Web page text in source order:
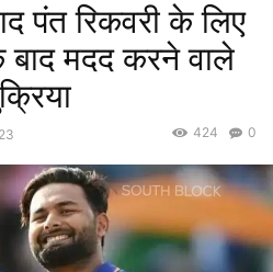
पंत रिकवरी के लिए
बाद मदद करने वाले
0
424